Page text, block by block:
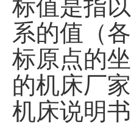
标值是指
系的值（
标原点的
的机床厂
机床说明书